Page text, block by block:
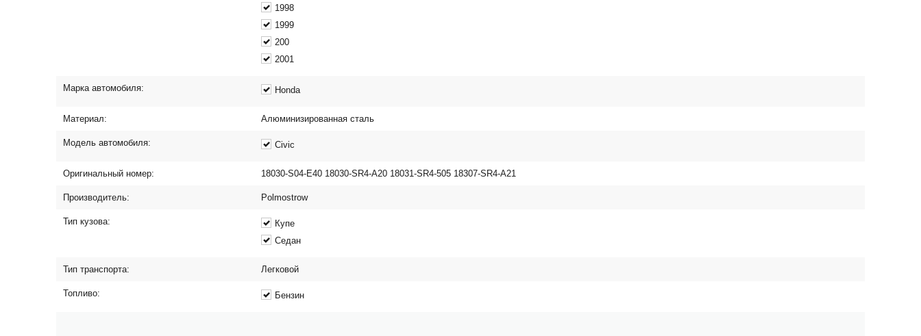
1998
1999
200
2001
Марка автомобиля: Honda
Материал: Алюминизированная сталь
Модель автомобиля: Civic
Оригинальный номер: 18030-S04-E40 18030-SR4-A20 18031-SR4-505 18307-SR4-A21
Производитель: Polmostrow
Тип кузова:
Купе
Седан
Тип транспорта: Легковой
Топливо: Бензин